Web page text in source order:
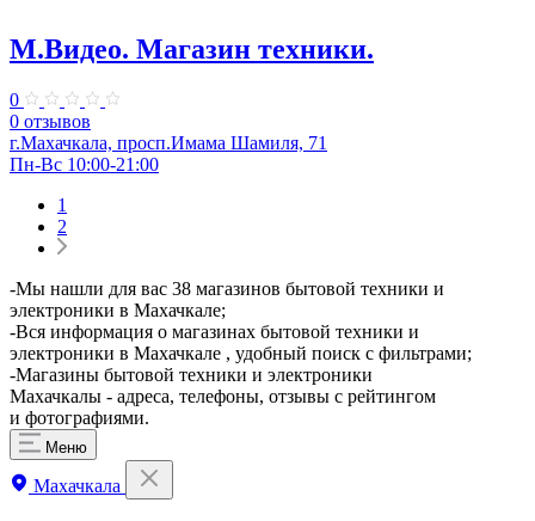
М.Видео. Магазин техники.
0
0 отзывов
г.Махачкала, просп.Имама Шамиля, 71
Пн-Вс 10:00-21:00
1
2
-Мы нашли для вас 38 магазинов бытовой техники и
электроники в Махачкале;
-Вся информация о магазинах бытовой техники и
электроники в Махачкале , удобный поиск с фильтрами;
-Магазины бытовой техники и электроники
Махачкалы - адреса, телефоны, отзывы с рейтингом
и фотографиями.
Меню
Махачкала